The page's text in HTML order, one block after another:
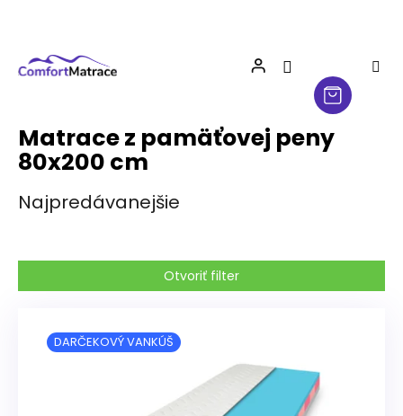
Matrace z pamäťovej peny
80x200 cm
Najpredávanejšie
Otvoriť filter
DARČEKOVÝ VANKÚŠ